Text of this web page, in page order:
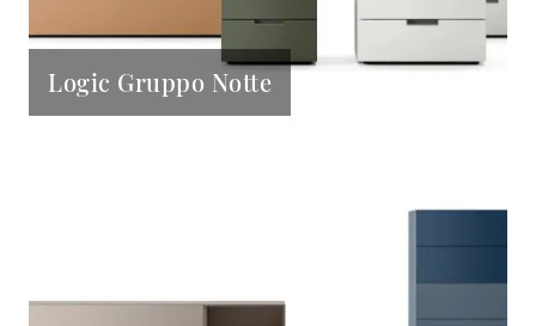
Logic Gruppo Notte